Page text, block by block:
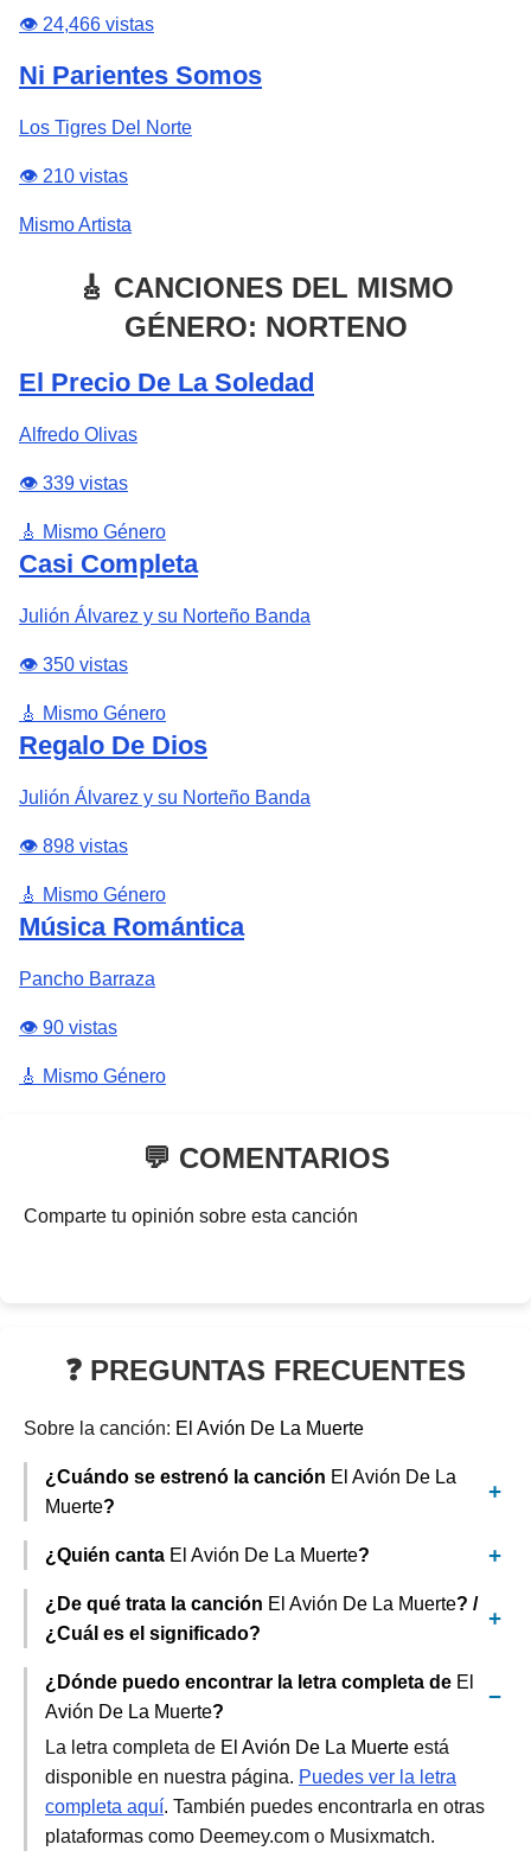
👁️ 24,466 vistas
Ni Parientes Somos
Los Tigres Del Norte
👁️ 210 vistas
Mismo Artista
🎸 CANCIONES DEL MISMO
GÉNERO: NORTENO
El Precio De La Soledad
Alfredo Olivas
👁️ 339 vistas
🎸 Mismo Género
Casi Completa
Julión Álvarez y su Norteño Banda
👁️ 350 vistas
🎸 Mismo Género
Regalo De Dios
Julión Álvarez y su Norteño Banda
👁️ 898 vistas
🎸 Mismo Género
Música Romántica
Pancho Barraza
👁️ 90 vistas
🎸 Mismo Género
💬 COMENTARIOS
Comparte tu opinión sobre esta canción
❓ PREGUNTAS FRECUENTES
Sobre la canción: El Avión De La Muerte
¿Cuándo se estrenó la canción El Avión De La
Muerte?
¿Quién canta El Avión De La Muerte?
¿De qué trata la canción El Avión De La Muerte? /
¿Cuál es el significado?
¿Dónde puedo encontrar la letra completa de El
Avión De La Muerte?
La letra completa de El Avión De La Muerte está
disponible en nuestra página. Puedes ver la letra
completa aquí. También puedes encontrarla en otras
plataformas como Deemey.com o Musixmatch.